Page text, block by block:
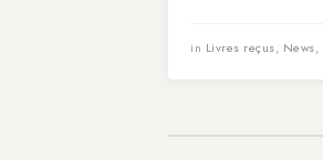
in Livres reçus, News,